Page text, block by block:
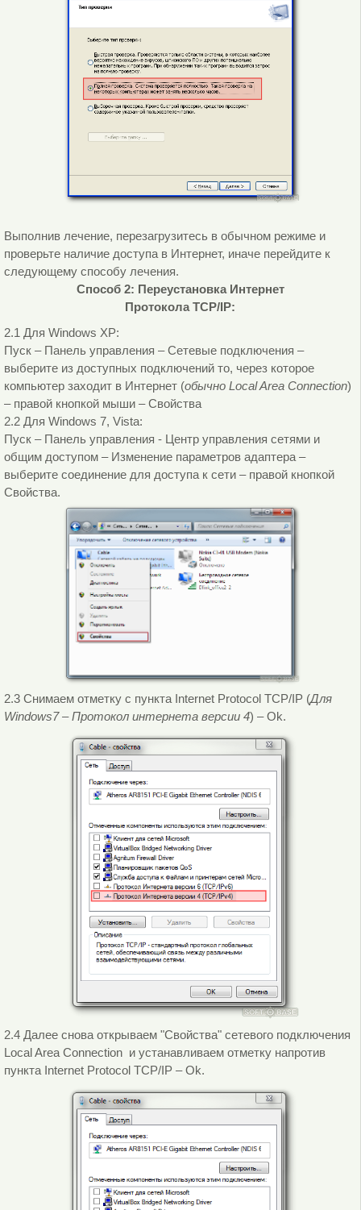
Выполнив лечение, перезагрузитесь в обычном режиме и
проверьте наличие доступа в Интернет, иначе перейдите к
следующему способу лечения.
Способ 2: Переустановка Интернет
Протокола TCP/IP:
2.1 Для Windows XP:
Пуск – Панель управления – Сетевые подключения –
выберите из доступных подключений то, через которое
компьютер заходит в Интернет (обычно Local Area Connection)
– правой кнопкой мыши – Свойства
2.2 Для Windows 7, Vista:
Пуск – Панель управления - Центр управления сетями и
общим доступом – Изменение параметров адаптера –
выберите соединение для доступа к сети – правой кнопкой
Свойства.
2.3 Снимаем отметку с пункта Internet Protocol TCP/IP (Для
Windows7 – Протокол интернета версии 4) – Ok.
2.4 Далее снова открываем "Свойства" сетевого подключения
Local Area Connection и устанавливаем отметку напротив
пункта Internet Protocol TCP/IP – Ok.